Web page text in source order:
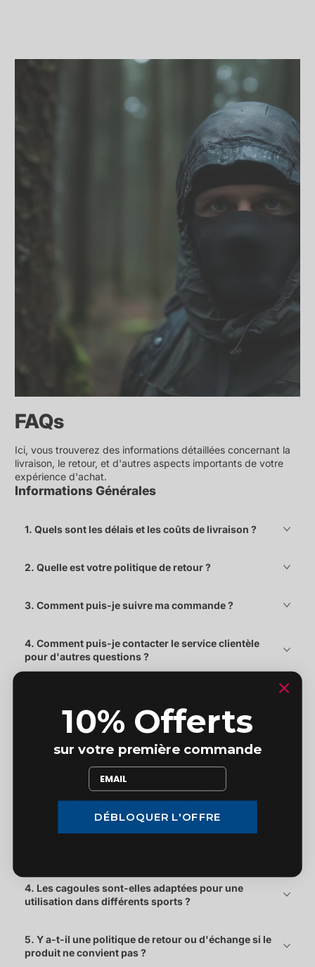
FAQs
Ici, vous trouverez des informations détaillées concernant la
livraison, le retour, et d'autres aspects importants de votre
expérience d'achat.
Informations Générales
1. Quels sont les délais et les coûts de livraison ?
2. Quelle est votre politique de retour ?
3. Comment puis-je suivre ma commande ?
4. Comment puis-je contacter le service clientèle
pour d'autres questions ?
1. Les cagoules sont-elles confortables à porter
pendant de longues périodes ?
2. Est-ce que les cagoules et cache-cous offrent une
protection suffisante contre le froid ?
3. Les matériaux utilisés pour les cagoules sont-ils
4. Les cagoules sont-elles adaptées pour une
utilisation dans différents sports ?
5. Y a-t-il une politique de retour ou d'échange si le
produit ne convient pas ?
10% Offerts
sur votre première commande
DÉBLOQUER L'OFFRE